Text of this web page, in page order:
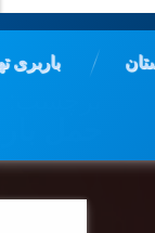
باربری
حمل